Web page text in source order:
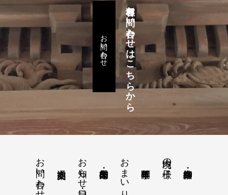
各種お問い合わせはこちらから
お問い合わせ
境内の様子
お知らせ・日記
お問い合わせ